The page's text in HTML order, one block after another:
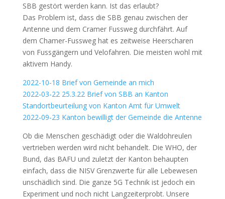
SBB gestört werden kann. Ist das erlaubt?
Das Problem ist, dass die SBB genau zwischen der
Antenne und dem Cramer Fussweg durchfährt. Auf
dem Chamer-Fussweg hat es zeitweise Heerscharen
von Fussgängern und Velofahren. Die meisten wohl mit
aktivem Handy.
2022-10-18 Brief von Gemeinde an mich
2022-03-22 25.3.22 Brief von SBB an Kanton
Standortbeurteilung von Kanton Amt für Umwelt
2022-09-23 Kanton bewilligt der Gemeinde die Antenne
Ob die Menschen geschädigt oder die Waldohreulen
vertrieben werden wird nicht behandelt. Die WHO, der
Bund, das BAFU und zuletzt der Kanton behaupten
einfach, dass die NISV Grenzwerte für alle Lebewesen
unschädlich sind. Die ganze 5G Technik ist jedoch ein
Experiment und noch nicht Langzeiterprobt. Unsere